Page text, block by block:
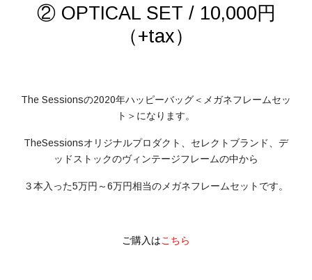
② OPTICAL SET / 10,000円
（+tax）
The Sessionsの2020年ハッピーバッグ＜メガネフレームセッ
ト＞になります。
TheSessionsオリジナルプロダクト、セレクトブランド、デ
ッドストックのヴィンテージフレームの中から
３本入った5万円～6万円相当のメガネフレームセットです。
ご購入はこちら